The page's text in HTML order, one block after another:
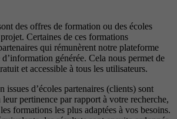
des offres de formation ou des écoles
Certaines de ces formations
qui rémunèrent notre plateforme
générée. Cela nous permet de
et accessible à tous les utilisateurs.
issues d’écoles partenaires (clients) sont
leur pertinence par rapport à votre recherche,
formations les plus adaptées à vos besoins.